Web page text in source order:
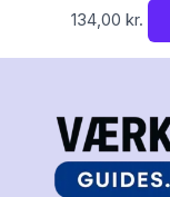
134,00 kr.